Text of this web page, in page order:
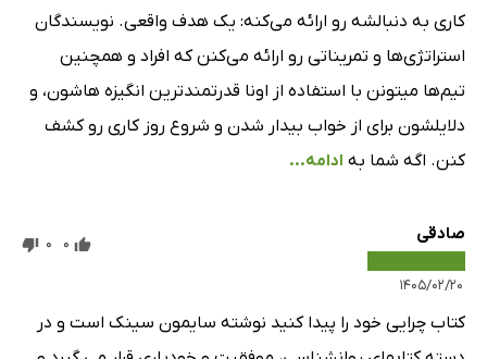
کاری به دنبالشه رو ارائه می‌کنه: یک هدف واقعی. نویسندگان
استراتژی‌ها و تمریناتی رو ارائه می‌کنن که افراد و همچنین
تیم‌ها میتونن با استفاده از اونا قدرتمند‌ترین انگیزه هاشون، و
دلایلشون برای از خواب بیدار شدن و شروع روز کاری رو کشف
کنن. اگه شما به ادامه...
صادقی
۱۴۰۵/۰۲/۲۰
0
0
کتاب چرایی خود را پیدا کنید نوشته سایمون سینک است و در